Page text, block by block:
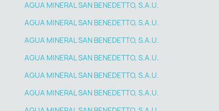
AGUA MINERAL SAN BENEDETTO, S.A.U.
AGUA MINERAL SAN BENEDETTO, S.A.U.
AGUA MINERAL SAN BENEDETTO, S.A.U.
AGUA MINERAL SAN BENEDETTO, S.A.U.
AGUA MINERAL SAN BENEDETTO, S.A.U.
AGUA MINERAL SAN BENEDETTO, S.A.U.